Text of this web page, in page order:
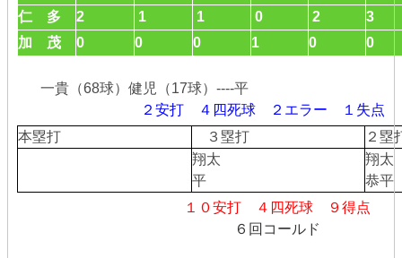
仁 多
2 1 1 0 2
3
加 茂
0 0 0 1 0 0
一貴（68球）健児（17球）----平
２安打 ４四死球 ２エラー １失点
本塁打
３塁打
２
翔太
平
翔太
恭平
１０安打 ４四死球 ９得点
６回コールド